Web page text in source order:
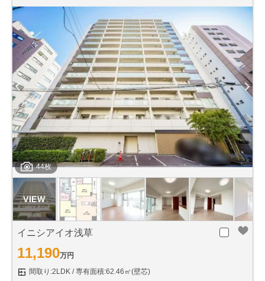
44枚
イニシアイオ浅草
11,190万円
間取り:2LDK
専有面積:62.46㎡(壁芯)